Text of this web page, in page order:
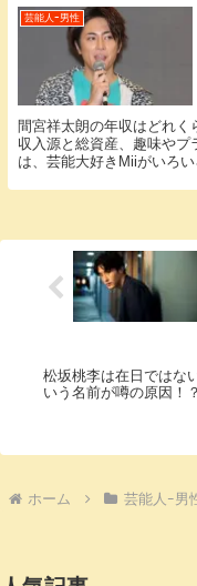
芸能人ｰ男性
間宮祥太朗の年収はどれ
収入源と総資産、趣味や
は、芸能大好きMiiがいろ
松坂桃李は在日ではな
いう名前が噂の原因！？
ホーム 芸能人ｰ男